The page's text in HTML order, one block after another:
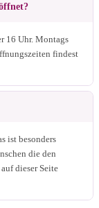
16 Uhr. Montags
findest
ist besonders
die den
dieser Seite